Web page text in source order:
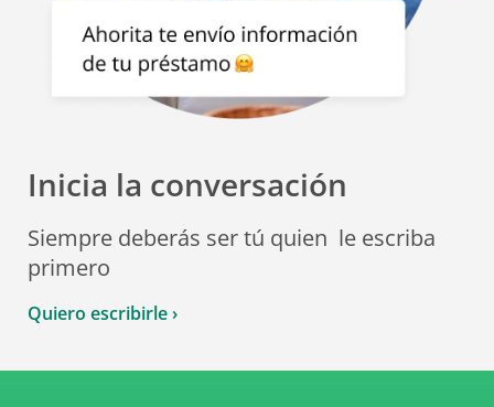
Inicia la conversación
Siempre deberás ser tú quien le escriba
primero
Quiero escribirle ›